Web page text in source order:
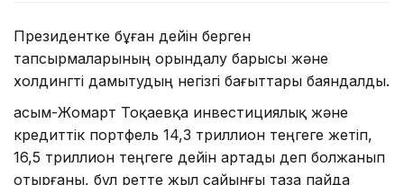
Президентке бұған дейін берген
тапсырмаларының орындалу барысы және
холдингті дамытудың негізгі бағыттары баяндалды.
Қасым-Жомарт Тоқаевқа инвестициялық және
кредиттік портфель 14,3 триллион теңгеге жетіп,
16,5 триллион теңгеге дейін артады деп болжанып
отырғаны, бұл ретте жыл сайынғы таза пайда